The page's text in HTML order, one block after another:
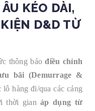
KÉO DÀI,
D&D TỪ
thông báođiều chỉnh
bãi (Demurrage &
lô hàng đi/qua các cảng
thời gian áp dụng từ